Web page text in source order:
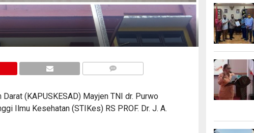
(KAPUSKESAD) Mayjen TNI dr. Purwo
Ilmu Kesehatan (STIKes) RS PROF. Dr. J. A.